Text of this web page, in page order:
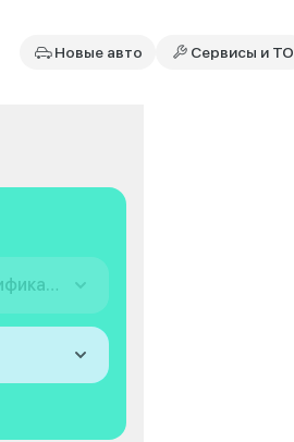
Новые авто Сервисы и ТО
Модификация